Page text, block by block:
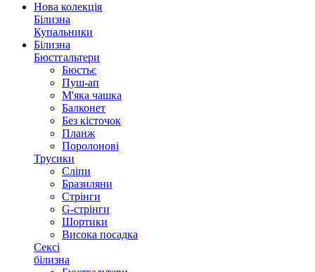
Нова колекція
Білизна
Купальники
Білизна
Бюстгальтери
Бюстьє
Пуш-ап
М'яка чашка
Балконет
Без кісточок
Планж
Поролонові
Трусики
Сліпи
Бразиляни
Стрінги
G-стрінги
Шортики
Висока посадка
Сексі
білизна